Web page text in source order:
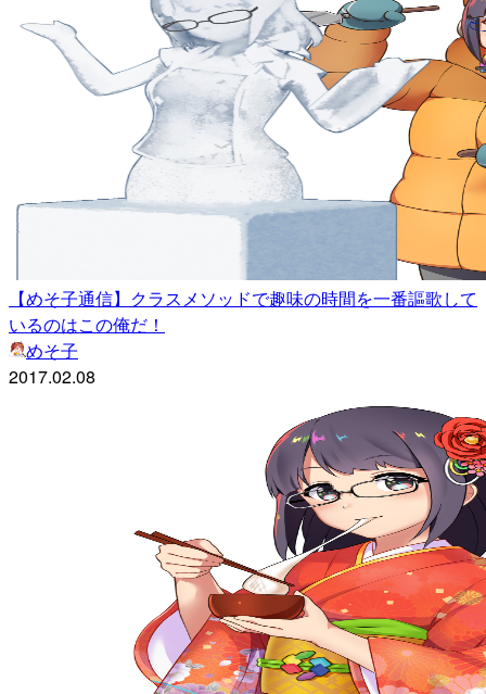
【めそ子通信】クラスメソッドで趣味の時間を一番謳歌して
いるのはこの俺だ！
めそ子
2017.02.08